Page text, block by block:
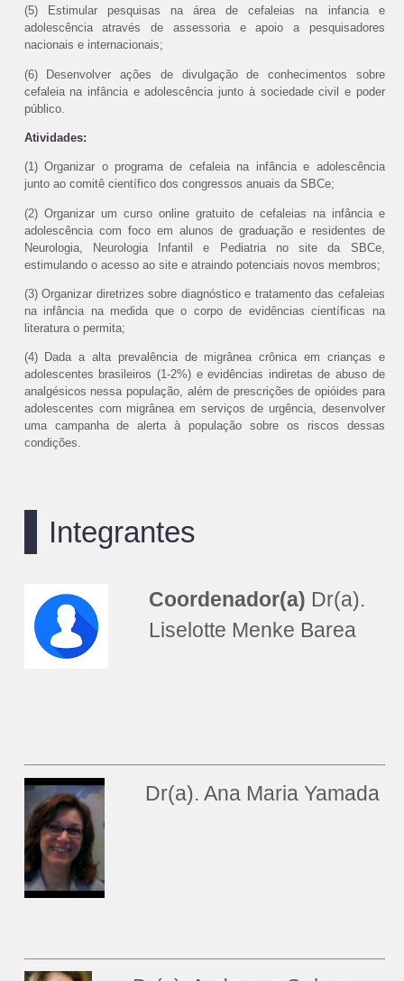
(5) Estimular pesquisas na área de cefaleias na infancia e
adolescência através de assessoria e apoio a pesquisadores
nacionais e internacionais;
(6) Desenvolver ações de divulgação de conhecimentos sobre
cefaleia na infância e adolescência junto à sociedade civil e poder
público.
Atividades:
(1) Organizar o programa de cefaleia na infância e adolescência
junto ao comitê científico dos congressos anuais da SBCe;
(2) Organizar um curso online gratuito de cefaleias na infância e
adolescência com foco em alunos de graduação e residentes de
Neurologia, Neurologia Infantil e Pediatria no site da SBCe,
estimulando o acesso ao site e atraindo potenciais novos membros;
(3) Organizar diretrizes sobre diagnóstico e tratamento das cefaleias
na infância na medida que o corpo de evidências científicas na
literatura o permita;
(4) Dada a alta prevalência de migrânea crônica em crianças e
adolescentes brasileiros (1-2%) e evidências indiretas de abuso de
analgésicos nessa população, além de prescrições de opióides para
adolescentes com migrânea em serviços de urgência, desenvolver
uma campanha de alerta à população sobre os riscos dessas
condições.
Integrantes
Coordenador(a) Dr(a).
Liselotte Menke Barea
Dr(a). Ana Maria Yamada